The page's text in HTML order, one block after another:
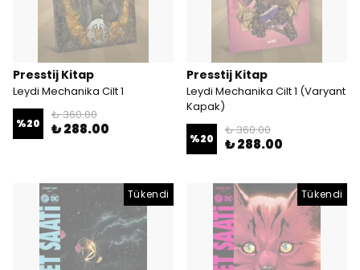
Presstij Kitap
Leydi Mechanika Cilt 1
%20
₺ 360.00
₺ 288.00
Presstij Kitap
Leydi Mechanika Cilt 1 (Varyant
Kapak)
%20
₺ 360.00
₺ 288.00
Tükendi Tükendi